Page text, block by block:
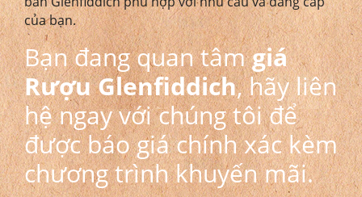
của bạn.
Bạn đang quan tâmgiá
Rượu Glenfiddich, hãy liên
hệ ngay với chúng tôi để
được báo giá chính xác kèm
chương trình khuyến mãi.